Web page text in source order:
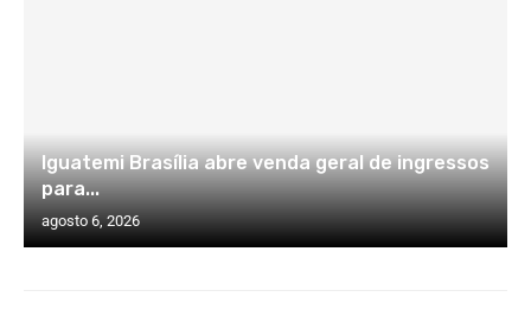
Iguatemi Brasília abre venda geral de ingressos
para...
agosto 6, 2026